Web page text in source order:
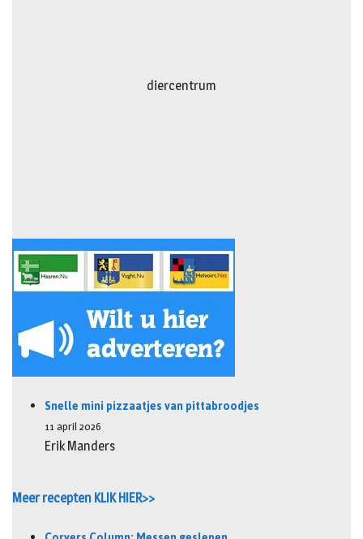
diercentrum
Snelle mini pizzaatjes van pittabroodjes
11 april 2026
Erik Manders
Meer recepten KLIK HIER>>